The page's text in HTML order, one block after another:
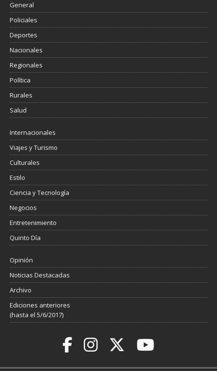
General
Policiales
Deportes
Nacionales
Regionales
Política
Rurales
Salud
Internacionales
Viajes y Turismo
Culturales
Estilo
Ciencia y Tecnología
Negocios
Entretenimiento
Quinto Día
Opinión
Noticias Destacadas
Archivo
Ediciones anteriores
(hasta el 5/6/2017)